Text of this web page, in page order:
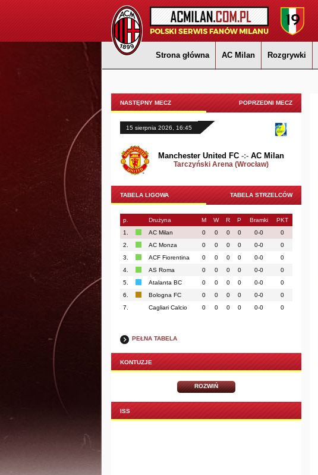
Strona główna AC Milan Rozgrywki
NASTĘPNY MECZ POPRZEDNI MECZ
15 sierpnia 2026, 16:45
Manchester United FC -:- AC Milan
Tarczyński Arena (Wrocław)
TABELA LIGOWA TABELA STRZELCÓW
p. Drużyna M W R P Bramki
PKT
1.
AC Milan 0 0 0 0 0-0
0
2.
AC Monza 0 0 0 0 0-0
0
3.
ACF Fiorentina 0 0 0 0 0-0
0
4.
AS Roma 0 0 0 0 0-0
0
5.
Atalanta BC 0 0 0 0 0-0
0
6.
Bologna FC 0 0 0 0 0-0
0
7.
Cagliari Calcio 0 0 0 0 0-0 0
PEŁNA TABELA
KONTUZJE
ROZWIŃ
ISS